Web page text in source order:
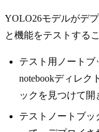
YOLO26モデルがデ
と機能をテストする
テスト用ノートブ
notebookディレク
ックを見つけて開
テストノートブッ